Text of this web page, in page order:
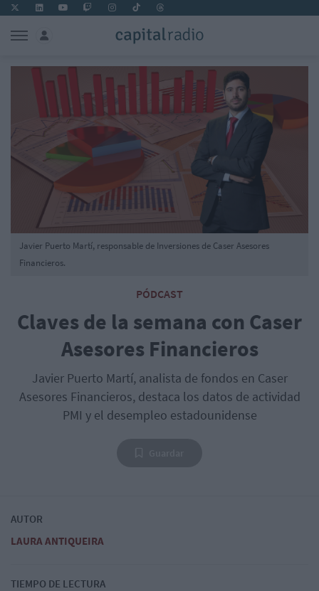
PÓDCAST
Claves de la semana con Caser
Asesores Financieros
Javier Puerto Martí, analista de fondos en Caser
Asesores Financieros, destaca los datos de actividad
PMI y el desempleo estadounidense
Javier Puerto Martí, responsable de Inversiones de Caser Asesores
Financieros.
AUTOR
LAURA ANTIQUEIRA
TIEMPO DE LECTURA